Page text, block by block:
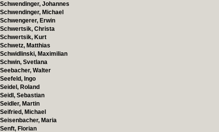
Schwendinger, Johannes
Schwendinger, Michael
Schwengerer, Erwin
Schwertsik, Christa
Schwertsik, Kurt
Schwetz, Matthias
Schwidlinski, Maximilian
Schwin, Svetlana
Seebacher, Walter
Seefeld, Ingo
Seidel, Roland
Seidl, Sebastian
Seidler, Martin
Seifried, Michael
Seisenbacher, Maria
Senft, Florian